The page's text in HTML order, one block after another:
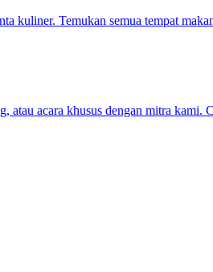
kuliner. Temukan semua tempat
atau acara khusus dengan mitra